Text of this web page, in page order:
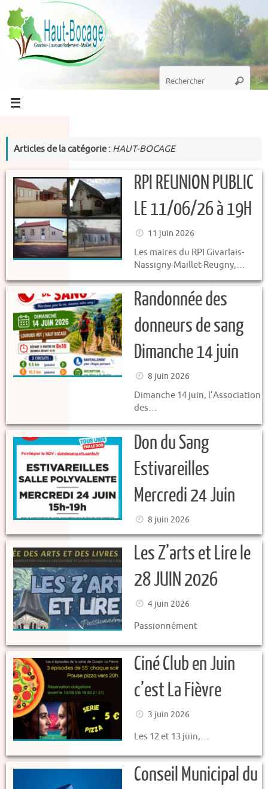
Passer
au
contenu
Recherche
pour
Articles de la catégorie : HAUT-BOCAGE
RPI REUNION PUBLIC
LE 11/06/26 à 19H
11 juin 2026
Les maires du RPI Givarlais-
Nassigny-Maillet-Reugny,…
Randonnée des
donneurs de sang
Dimanche 14 juin
8 juin 2026
Dimanche 14 juin, l’Association
des…
Don du Sang
Estivareilles
Mercredi 24 Juin
8 juin 2026
Les Z’arts et Lire le
28 JUIN 2026
4 juin 2026
Passionnément
Ciné Club en Juin
c’est La Fièvre
3 juin 2026
Les 12 et 13 juin,…
Conseil Municipal du